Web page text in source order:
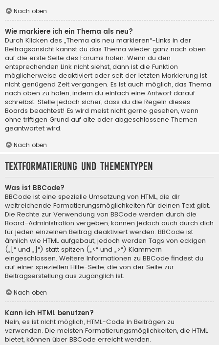
Nach oben
Wie markiere ich ein Thema als neu?
Durch Klicken des „Thema als neu markieren“-Links in der
Beitragsansicht kannst du das Thema wieder ganz nach oben
auf die erste Seite des Forums holen. Wenn du den
entsprechenden Link nicht siehst, dann ist die Funktion
möglicherweise deaktiviert oder seit der letzten Markierung ist
nicht genügend Zeit vergangen. Es ist auch möglich, das Thema
nach oben zu holen, indem du einfach eine Antwort darauf
schreibst. Stelle jedoch sicher, dass du die Regeln dieses
Boards beachtest! Es wird meist nicht gerne gesehen, wenn
ohne triftigen Grund auf alte oder abgeschlossene Themen
geantwortet wird.
Nach oben
Textformatierung und Thementypen
Was ist BBCode?
BBCode ist eine spezielle Umsetzung von HTML, die dir
weitreichende Formatierungsmöglichkeiten für deinen Text gibt.
Die Rechte zur Verwendung von BBCode werden durch die
Board-Administration vergeben, können jedoch auch durch dich
für jeden einzelnen Beitrag deaktiviert werden. BBCode ist
ähnlich wie HTML aufgebaut, jedoch werden Tags von eckigen
(„[“ und „]“) statt spitzen („<“ und „>“) Klammern
eingeschlossen. Weitere Informationen zu BBCode findest du
auf einer speziellen Hilfe-Seite, die von der Seite zur
Beitragserstellung aus zugänglich ist.
Nach oben
Kann ich HTML benutzen?
Nein, es ist nicht möglich, HTML-Code in Beiträgen zu
verwenden. Die meisten Formatierungsmöglichkeiten, die HTML
bietet, können über BBCode erreicht werden.